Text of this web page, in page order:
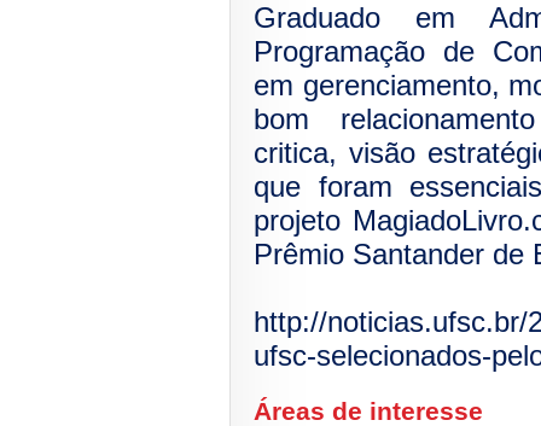
Graduado em
Programação de
em gerenciamento,
bom
critica, visão
que foram
projeto
Prêmio Santander de
http://noticias.ufsc.br/
ufsc-selecionados-
Áreas de interesse